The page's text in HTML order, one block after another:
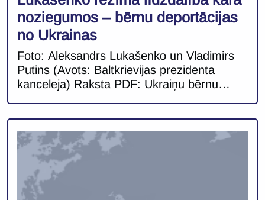
noziegumos – bērnu deportācijas
no Ukrainas
Foto: Aleksandrs Lukašenko un Vladimirs
Putins (Avots: Baltkrievijas prezidenta
kanceleja) Raksta PDF: Ukraiņu bērnu
izdeva aresta orderi Krievijas prezidentam
Vladimiram Putinam un pilnvarotai pārstāvei
bērnu tiesības jautājumos Marijai Ļvovai-
Belovai par nelikumīgām bērnu